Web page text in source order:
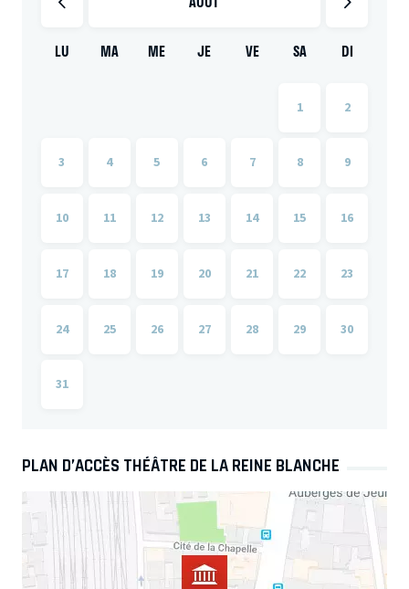
LU MA ME JE VE SA DI
1 2
3 4 5 6 7 8 9
10 11 12 13 14 15 16
17 18 19 20 21 22 23
24 25 26 27 28 29 30
31
PLAN D’ACCÈS THÉÂTRE DE LA REINE BLANCHE